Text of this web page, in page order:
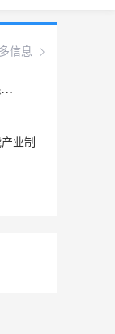
信息
弋阳县金资城镇开发建设有限公司
业制